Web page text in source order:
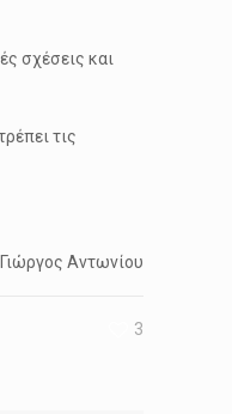
σχέσεις και
τις
Γιώργος Αντωνίου
3